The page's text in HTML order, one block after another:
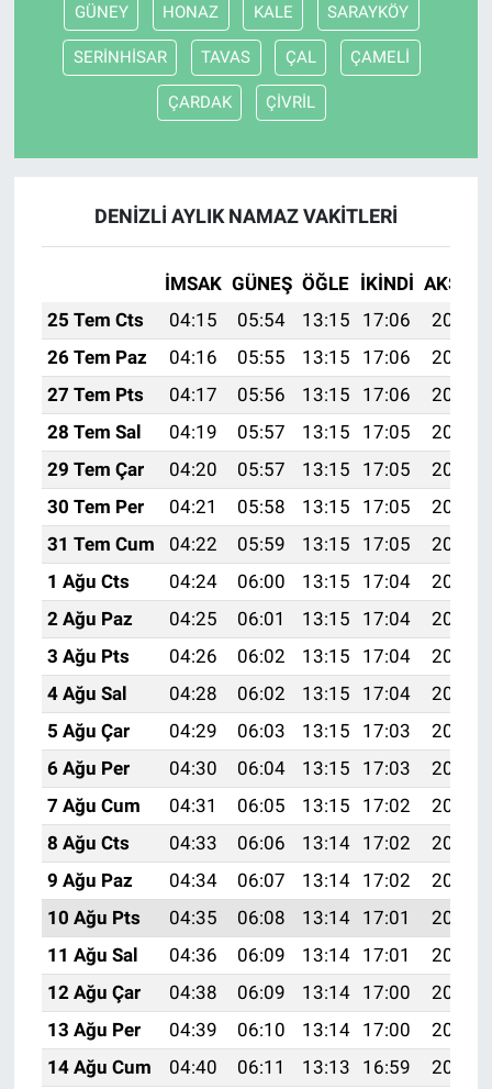
GÜNEY HONAZ KALE SARAYKÖY
SERİNHİSAR TAVAS ÇAL ÇAMELİ
ÇARDAK ÇİVRİL
DENİZLİ AYLIK NAMAZ VAKITLERI
İMSAK GÜNEŞ ÖĞLE İKINDI AKŞAM
25 Tem Cts
04:15 05:54 13:15 17:06
20:26
26 Tem Paz
04:16 05:55 13:15 17:06
20:26
27 Tem Pts
04:17 05:56 13:15 17:06
20:25
28 Tem Sal
04:19 05:57 13:15 17:05
20:24
29 Tem Çar
04:20 05:57 13:15 17:05
20:23
30 Tem Per
04:21 05:58 13:15 17:05
20:22
31 Tem Cum
04:22 05:59 13:15 17:05
20:21
1 Ağu Cts
04:24 06:00 13:15 17:04
20:20
2 Ağu Paz
04:25 06:01 13:15 17:04
20:19
3 Ağu Pts
04:26 06:02 13:15 17:04
20:18
4 Ağu Sal
04:28 06:02 13:15 17:04
20:17
5 Ağu Çar
04:29 06:03 13:15 17:03
20:16
6 Ağu Per
04:30 06:04 13:15 17:03
20:15
7 Ağu Cum
04:31 06:05 13:15 17:02
20:14
8 Ağu Cts
04:33 06:06 13:14 17:02
20:13
9 Ağu Paz
04:34 06:07 13:14 17:02
20:12
10 Ağu Pts
04:35 06:08 13:14 17:01
20:11
11 Ağu Sal
04:36 06:09 13:14 17:01
20:10
12 Ağu Çar
04:38 06:09 13:14 17:00
20:08
13 Ağu Per
04:39 06:10 13:14 17:00
20:07
14 Ağu Cum
04:40 06:11 13:13 16:59
20:06